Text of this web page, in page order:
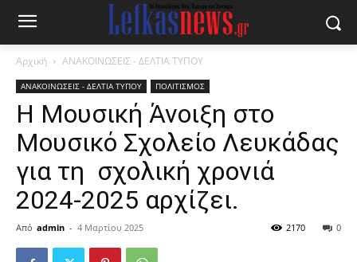
Αρχική ΑΝΑΚΟΙΝΩΣΕΙΣ - ΔΕΛΤΙΑ ΤΥΠΟΥ
ΑΝΑΚΟΙΝΩΣΕΙΣ - ΔΕΛΤΙΑ ΤΥΠΟΥ ΠΟΛΙΤΙΣΜΟΣ
Η Μουσική Άνοιξη στο
Μουσικό Σχολείο Λευκάδας
για τη σχολική χρονιά
2024-2025 αρχίζει.
Από admin - 4 Μαρτίου 2025 0
2170